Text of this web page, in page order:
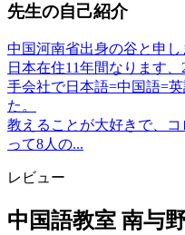
先生の自己紹介
中国河南省出身の谷と申し
日本在住11年間なります
手会社で日本語=中国語=
た。
教えることが大好きで、
って8人の...
レビュー
中国語教室 南与